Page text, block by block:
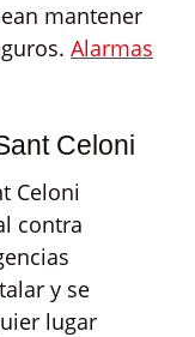
mantener
Alarmas
Celoni
Celoni
contra
y se
lugar